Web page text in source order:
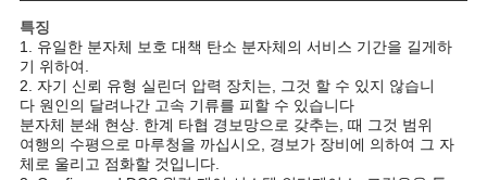
특징
1. 유일한 분자체 보호 대책 탄소 분자체의 서비스 기간을 길게하
기 위하여.
2. 자기 신뢰 유형 실린더 압력 장치는, 그것 할 수 있지 않습니
다 원인의 달려나간 고속 기류를 피할 수 있습니다
분자체 분쇄 현상. 한계 타협 경보망으로 갖추는, 때 그것 범위
여행의 수평으로 마루청을 까십시오, 경보가 장비에 의하여 그 자
체로 울리고 점화할 것입니다.